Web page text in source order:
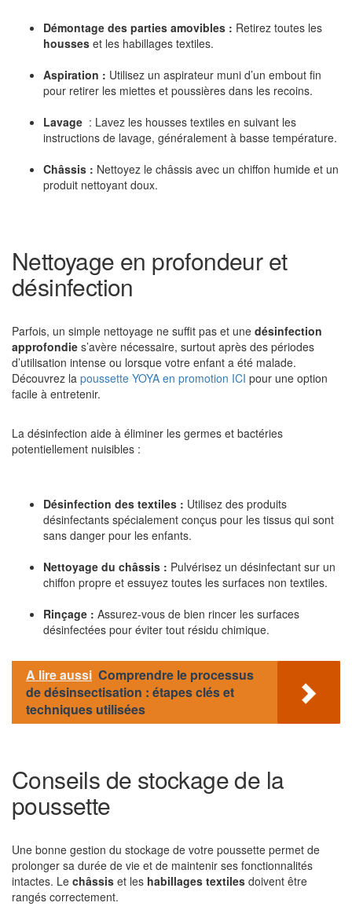
Démontage des parties amovibles : Retirez toutes les
housses et les habillages textiles.
Aspiration : Utilisez un aspirateur muni d’un embout fin
pour retirer les miettes et poussières dans les recoins.
Lavage : Lavez les housses textiles en suivant les
instructions de lavage, généralement à basse température.
Châssis : Nettoyez le châssis avec un chiffon humide et un
produit nettoyant doux.
Nettoyage en profondeur et
désinfection
Parfois, un simple nettoyage ne suffit pas et une désinfection
approfondie s’avère nécessaire, surtout après des périodes
d’utilisation intense ou lorsque votre enfant a été malade.
Découvrez la poussette YOYA en promotion ICI pour une option
facile à entretenir.
La désinfection aide à éliminer les germes et bactéries
potentiellement nuisibles :
Désinfection des textiles : Utilisez des produits
désinfectants spécialement conçus pour les tissus qui sont
sans danger pour les enfants.
Nettoyage du châssis : Pulvérisez un désinfectant sur un
chiffon propre et essuyez toutes les surfaces non textiles.
Rinçage : Assurez-vous de bien rincer les surfaces
désinfectées pour éviter tout résidu chimique.
A lire aussi Comprendre le processus
de désinsectisation : étapes clés et
techniques utilisées
Conseils de stockage de la
poussette
Une bonne gestion du stockage de votre poussette permet de
prolonger sa durée de vie et de maintenir ses fonctionnalités
intactes. Le châssis et les habillages textiles doivent être
rangés correctement.